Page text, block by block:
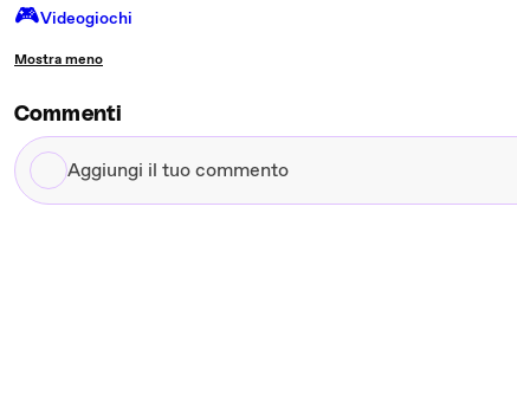
🎮️Videogiochi
Mostra meno
Commenti
Aggiungi
il